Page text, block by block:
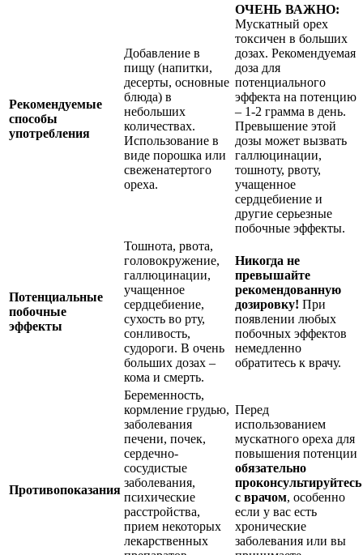
Рекомендуемые
способы
употребления
Добавление в
пищу (напитки,
десерты, основные
блюда) в
небольших
количествах.
Использование в
виде порошка или
свеженатертого
ореха.
ОЧЕНЬ ВАЖНО:
Мускатный орех
токсичен в больших
дозах. Рекомендуемая
доза для
потенциального
эффекта на потенцию
– 1-2 грамма в день.
Превышение этой
дозы может вызвать
галлюцинации,
тошноту, рвоту,
учащенное
сердцебиение и
другие серьезные
побочные эффекты.
Потенциальные
побочные
эффекты
Тошнота, рвота,
головокружение,
галлюцинации,
учащенное
сердцебиение,
сухость во рту,
сонливость,
судороги. В очень
больших дозах –
кома и смерть.
Никогда не
превышайте
рекомендованную
дозировку! При
появлении любых
побочных эффектов
немедленно
обратитесь к врачу.
Противопоказания
Беременность,
кормление грудью,
заболевания
печени, почек,
сердечно-
сосудистые
заболевания,
психические
расстройства,
прием некоторых
лекарственных
Перед
использованием
мускатного ореха для
повышения потенции
обязательно
проконсультируйтесь
с врачом, особенно
если у вас есть
хронические
заболевания или вы